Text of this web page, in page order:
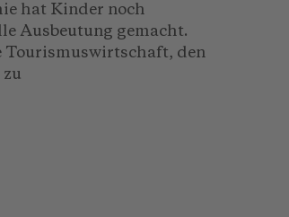
hat Kinder noch
Ausbeutung gemacht.
Tourismuswirtschaft, den